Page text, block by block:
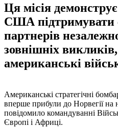
Ця місія
США підтримувати
партнерів
зовнішніх
американські
Американські стратегічні
вперше прибули до Норвегії на
повідомило командуванні
Європі і Африці.